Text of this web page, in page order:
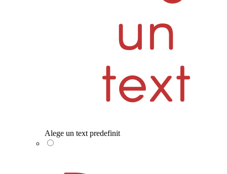
Alege un text predefinit